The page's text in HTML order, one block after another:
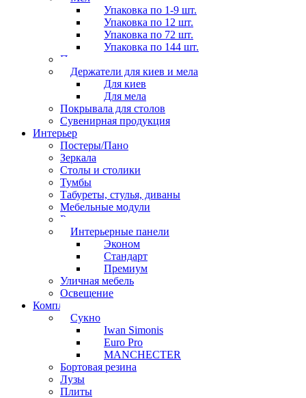
Упаковка по 1-9 шт.
Упаковка по 12 шт.
Упаковка по 72 шт.
Упаковка по 144 шт.
Перчатки
Держатели для киев и мела
Для киев
Для мела
Покрывала для столов
Сувенирная продукция
Интерьер
Постеры/Пано
Зеркала
Столы и столики
Тумбы
Табуреты, стулья, диваны
Мебельные модули
Рамы под картины
Интерьерные панели
Эконом
Стандарт
Премиум
Уличная мебель
Освещение
Комплектующие
Сукно
Iwan Simonis
Euro Pro
MANCHECTER
Бортовая резина
Лузы
Плиты